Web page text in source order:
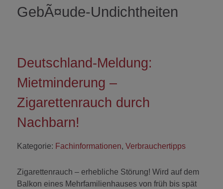
GebÃ¤ude-Undichtheiten
Deutschland-Meldung:
Mietminderung –
Zigarettenrauch durch
Nachbarn!
Kategorie: Fachinformationen, Verbrauchertipps
Zigarettenrauch – erhebliche Störung! Wird auf dem
Balkon eines Mehrfamilienhauses von früh bis spät